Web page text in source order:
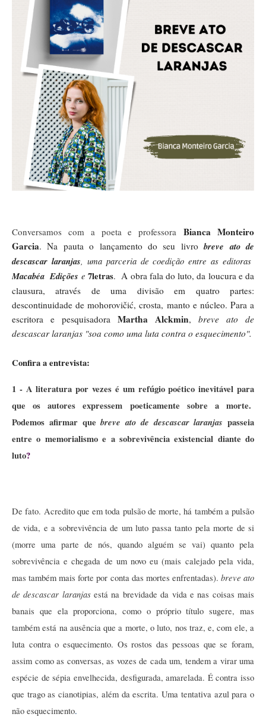
Conversamos com a poeta e professoraBianca Monteiro
Garcia. Na pauta o lançamento do seu livro breve ato de
descascar laranjas
Macabéa  Edições e 7letras. A obra fala do luto, da loucura e da
clausura, através de uma divisão em quatro partes:
descontinuidade de mohorovičić, crosta, manto e núcleo. Para a
escritora e pesquisadora Martha Alckmin, breve ato de
descascar laranjas "soa como uma luta contra o esquecimento".
Confira a entrevista:
1 - A literatura por vezes é um refúgio poético inevitável para
que os autores expressem poeticamente sobre a morte.
Podemos afirmar que breve ato de descascar laranjas passeia
entre o memorialismo e a sobrevivência existencial diante do
luto?
De fato. Acredito que em toda pulsão de morte, há também a pulsão
de vida, e a sobrevivência de um luto passa tanto pela morte de si
(morre uma parte de nós, quando alguém se vai) quanto pela
sobrevivência e chegada de um novo eu (mais calejado pela vida,
mas também mais forte por conta das mortes enfrentadas). breve ato
de descascar laranjas está na brevidade da vida e nas coisas mais
banais que ela proporciona, como o próprio título sugere, mas
também está na ausência que a morte, o luto, nos traz, e, com ele, a
luta contra o esquecimento. Os rostos das pessoas que se foram,
assim como as conversas, as vozes de cada um, tendem a virar uma
espécie de sépia envelhecida, desfigurada, amarelada. É contra isso
que trago as cianotipias, além da escrita. Uma tentativa azul para o
não esquecimento.